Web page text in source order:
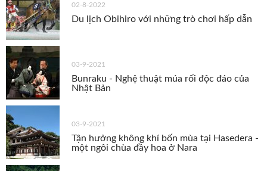
02-8-2022
Du lịch Obihiro với những trò chơi hấp dẫn
03-9-2021
Bunraku - Nghệ thuật múa rối độc đáo của
Nhật Bản
03-9-2021
Tận hưởng không khí bốn mùa tại Hasedera -
một ngôi chùa đầy hoa ở Nara